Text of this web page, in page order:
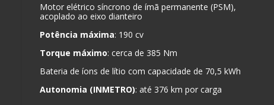
Motor elétrico síncrono de ímã permanente (PSM),
acoplado ao eixo dianteiro
Potência máxima : 190 cv
Torque máximo : cerca de 385 Nm
Bateria de íons de lítio com capacidade de 70,5 kWh
Autonomia (INMETRO) : até 376 km por carga